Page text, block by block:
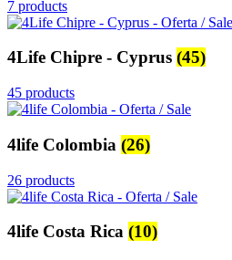
7 products
4Life Chipre - Cyprus (45)
45 products
4life Colombia (26)
26 products
4life Costa Rica (10)